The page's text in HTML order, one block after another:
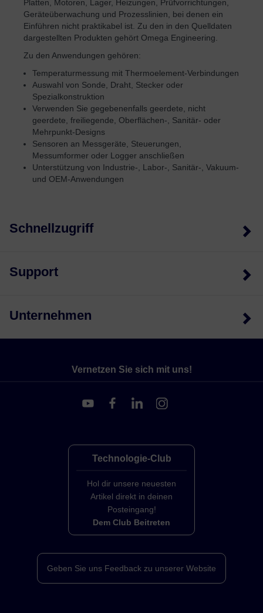
Platten, Motoren, Lager, Heizungen, Prüfvorrichtungen,
Geräteüberwachung und Prozesslinien, bei denen ein
Einführen nicht praktikabel ist. Zu den in den Quelldaten
dargestellten Produkten gehört Omega Engineering.
Zu den Anwendungen gehören:
Temperaturmessung mit Thermoelement-Verbindungen
Auswahl von Sonde, Draht, Stecker oder
Spezialkonstruktion
Verwenden Sie gegebenenfalls geerdete, nicht
geerdete, freiliegende, Oberflächen-, Sanitär- oder
Mehrpunkt-Designs
Sensoren an Messgeräte, Steuerungen,
Messumformer oder Logger anschließen
Unterstützung von Industrie-, Labor-, Sanitär-, Vakuum-
und OEM-Anwendungen
Schnellzugriff
Support
Unternehmen
Vernetzen Sie sich mit uns!
Technologie-Club
Hol dir unsere neuesten
Artikel direkt in deinen
Posteingang!
Dem Club Beitreten
Geben Sie uns Feedback zu unserer Website